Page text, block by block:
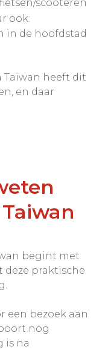
scooteren
ook:
in de hoofdstad
Taiwan heeft dit
en daar
begint met
deze praktische
een bezoek aan
nog
is na